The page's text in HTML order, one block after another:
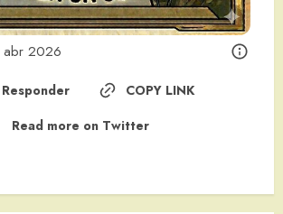
abr 2026
Responder
COPY LINK
Read more on Twitter